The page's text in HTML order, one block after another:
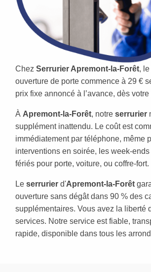
Chez Serrurier Apremont-la-Forêt, le
ouverture de porte commence à 29 €
prix fixe annoncé à l’avance, dès votre
À Apremont-la-Forêt, notre serrurier
supplément inattendu. Le coût est
immédiatement par téléphone, même
interventions en soirée, les week-
fériés pour porte, voiture, ou coffre-fort.
Le serrurier d'Apremont-la-Forêt
ouverture sans dégât dans 90 % des
supplémentaires. Vous avez la liberté
services. Notre service est fiable,
rapide, disponible dans tous les